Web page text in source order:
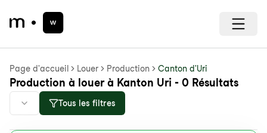
Page d'accueil Louer Production Canton d'Uri
Production à louer à Kanton Uri - 0 Résultats
Tous les filtres